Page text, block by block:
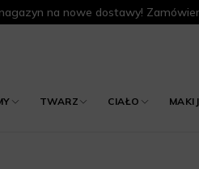
na nowe dostawy!
TWARZ CIAŁO